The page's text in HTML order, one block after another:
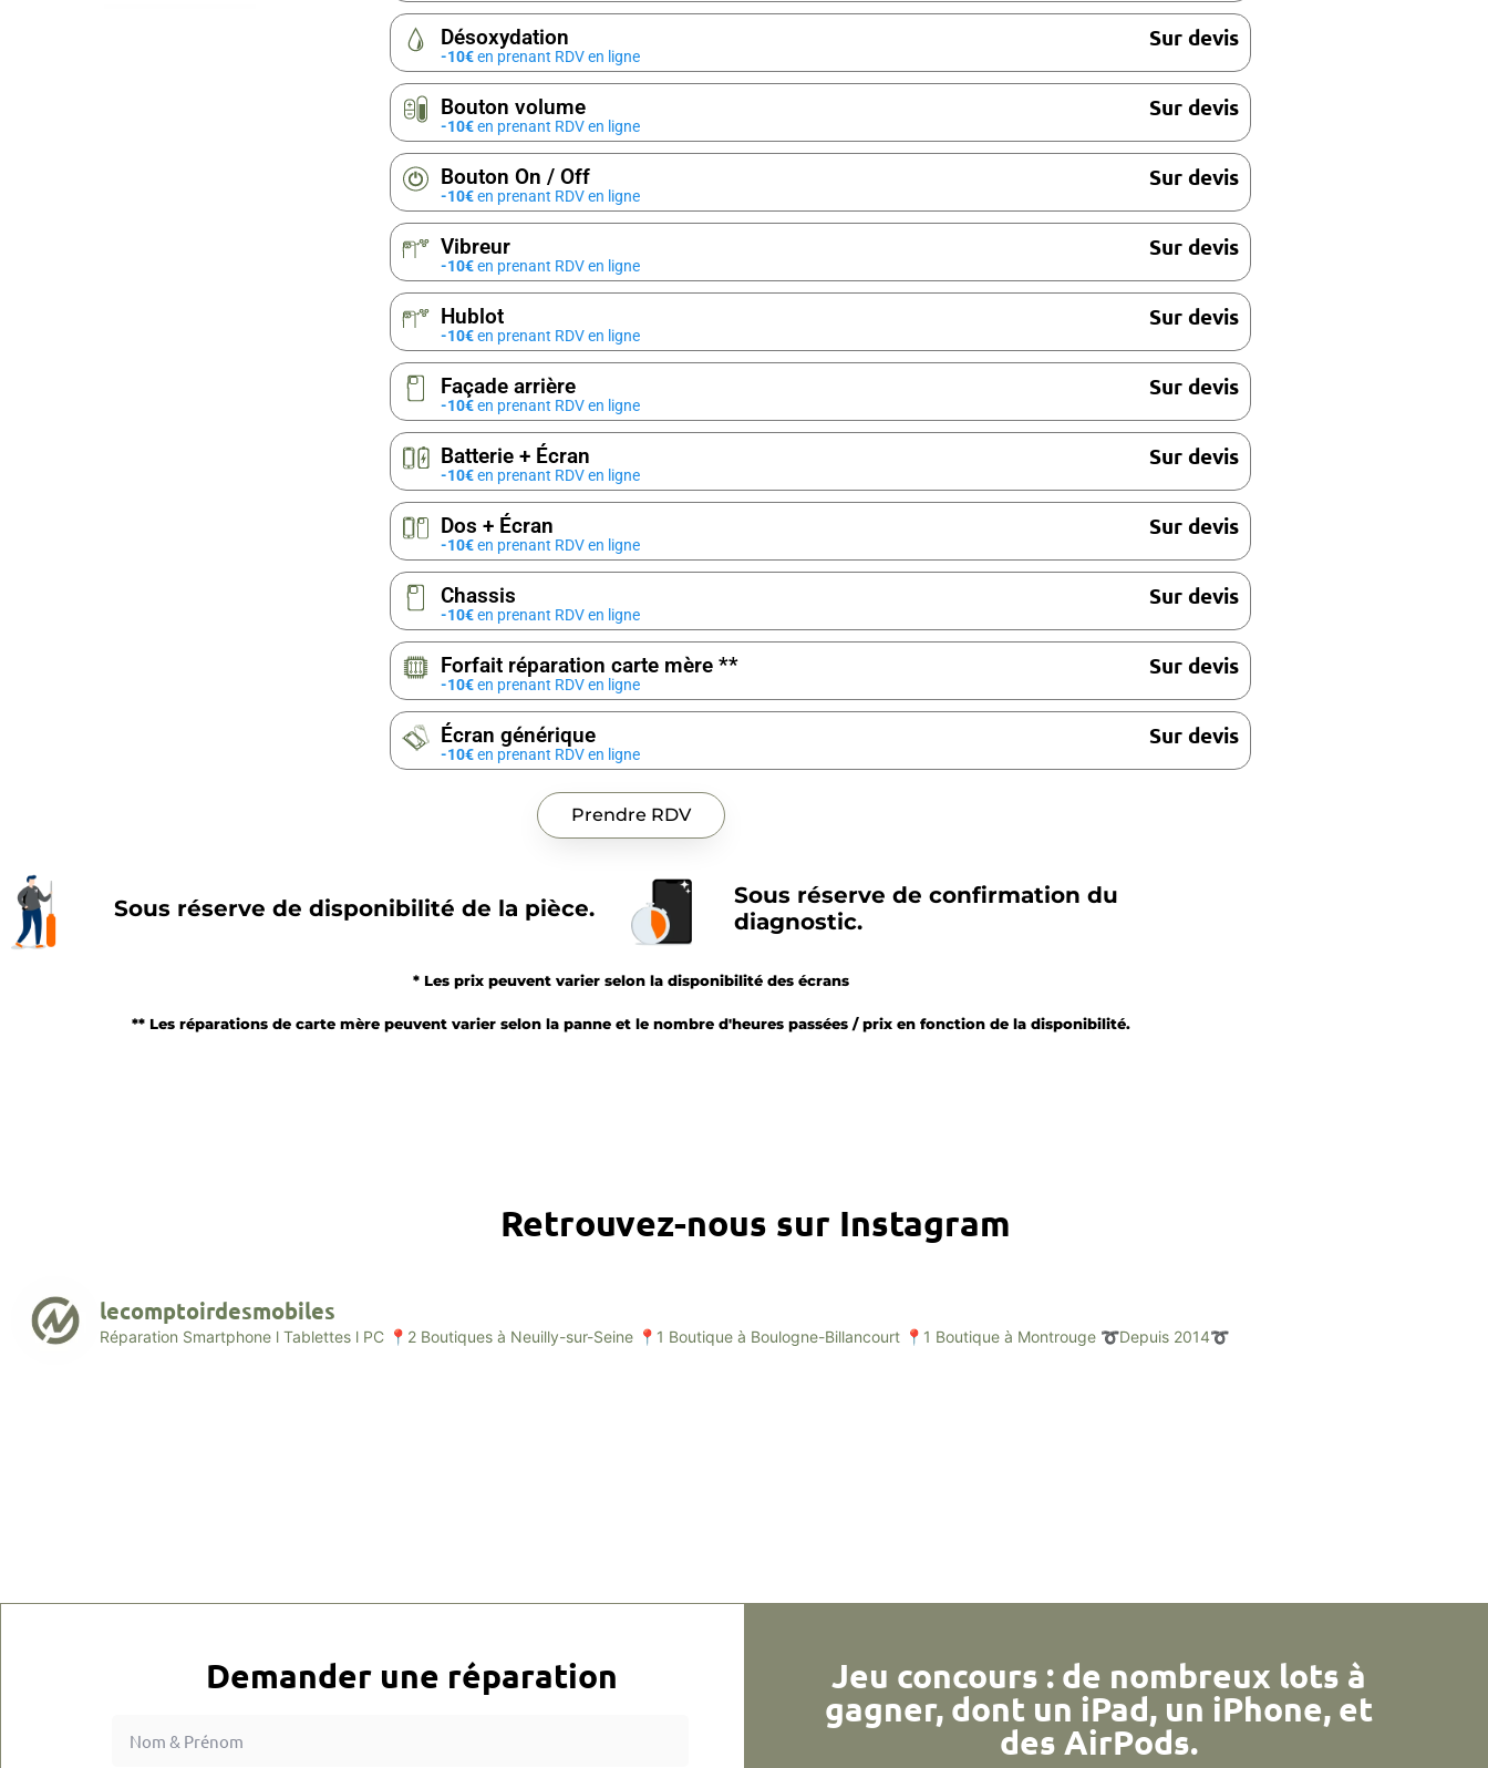
Désoxydation Sur devis
-10€en prenant RDV en ligne
Bouton volume Sur devis
-10€en prenant RDV en ligne
Bouton On / Off Sur devis
-10€en prenant RDV en ligne
Vibreur Sur devis
-10€en prenant RDV en ligne
Hublot Sur devis
-10€en prenant RDV en ligne
Façade arrière Sur devis
-10€en prenant RDV en ligne
Batterie + Écran Sur devis
-10€en prenant RDV en ligne
Dos + Écran Sur devis
-10€en prenant RDV en ligne
Chassis Sur devis
-10€en prenant RDV en ligne
Forfait réparation carte mère ** Sur devis
-10€en prenant RDV en ligne
Écran générique Sur devis
-10€en prenant RDV en ligne
Prendre RDV
Sous réserve de disponibilité de la pièce.
Sous réserve de confirmation du
diagnostic.
* Les prix peuvent varier selon la disponibilité des écrans
** Les réparations de carte mère peuvent varier selon la panne et le nombre d'heures passées / prix en fonction de la disponibilité.
Retrouvez-nous sur Instagram
lecomptoirdesmobiles
Réparation Smartphone l Tablettes l PC 📍2 Boutiques à Neuilly-sur-Seine 📍1 Boutique à Boulogne-Billancourt 📍1 Boutique à Montrouge ➰Depuis 2014➰
Demander une réparation
Jeu concours : de nombreux lots à
gagner, dont un iPad, un iPhone, et
des AirPods.